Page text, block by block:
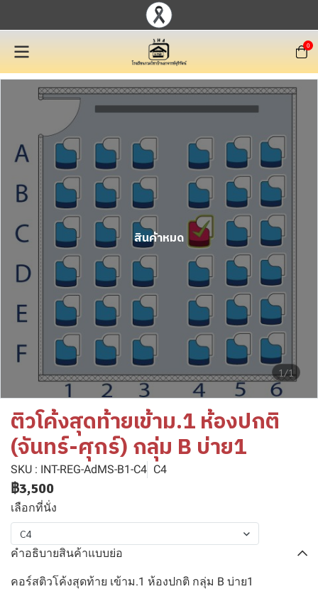
0
1/1
สินค้าหมด
ติวโค้งสุดท้ายเข้าม.1 ห้องปกติ
(จันทร์-ศุกร์) กลุ่ม B บ่าย1
SKU : INT-REG-AdMS-B1-C4 C4
฿3,500
เลือกที่นั่ง
C4
คำอธิบายสินค้าแบบย่อ
คอร์สติวโค้งสุดท้าย เข้าม.1 ห้องปกติ กลุ่ม B บ่าย1